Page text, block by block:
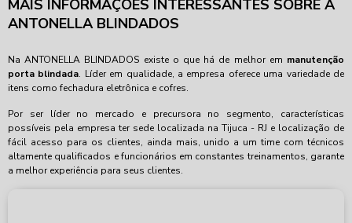
MAIS INFORMAÇÕES INTERESSANTES SOBRE A
ANTONELLA BLINDADOS
Na ANTONELLA BLINDADOS existe o que há de melhor em manutenção
porta blindada. Líder em qualidade, a empresa oferece uma variedade de
itens como fechadura eletrônica e cofres.
Por ser líder no mercado e precursora no segmento, características
possíveis pela empresa ter sede localizada na Tijuca - RJ e localização de
fácil acesso para os clientes, ainda mais, unido a um time com técnicos
altamente qualificados e funcionários em constantes treinamentos, garante
a melhor experiência para seus clientes.